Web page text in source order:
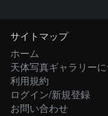
サイトマップ
ホーム
天体写真ギャラリー
利用規約
ログイン/新規登録
お問い合わせ